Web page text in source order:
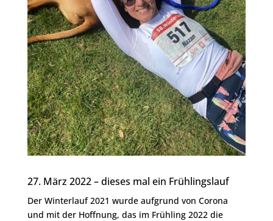
27. März 2022 – dieses mal ein Frühlingslauf
Der Winterlauf 2021 wurde aufgrund von Corona
und mit der Hoffnung, das im Frühling 2022 die